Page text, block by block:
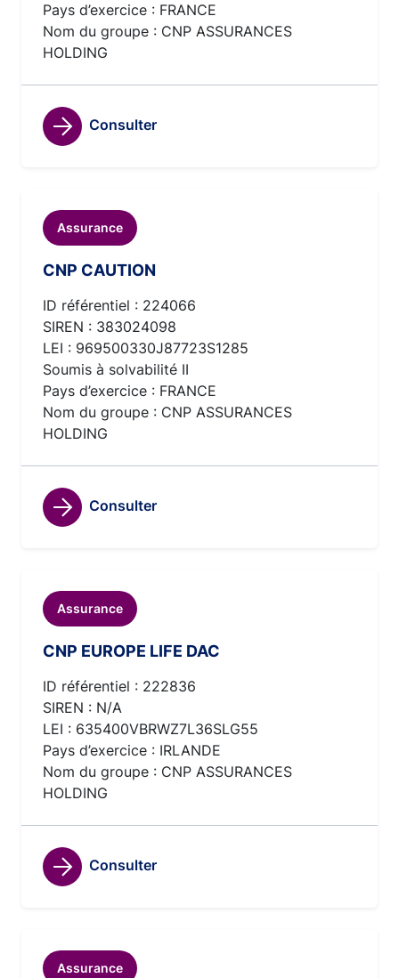
Pays d’exercice : FRANCE
Nom du groupe : CNP ASSURANCES
HOLDING
Consulter
Assurance
CNP CAUTION
ID référentiel : 224066
SIREN : 383024098
LEI : 969500330J87723S1285
Soumis à solvabilité II
Pays d’exercice : FRANCE
Nom du groupe : CNP ASSURANCES
HOLDING
Consulter
Assurance
CNP EUROPE LIFE DAC
ID référentiel : 222836
SIREN : N/A
LEI : 635400VBRWZ7L36SLG55
Pays d’exercice : IRLANDE
Nom du groupe : CNP ASSURANCES
HOLDING
Consulter
Assurance